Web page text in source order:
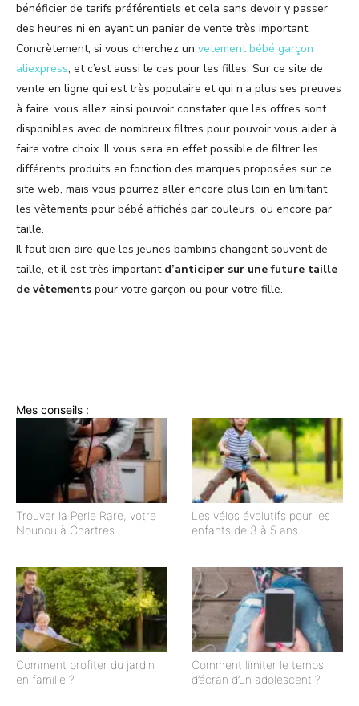
bénéficier de tarifs préférentiels et cela sans devoir y passer
des heures ni en ayant un panier de vente très important.
Concrètement, si vous cherchez un vetement bébé garçon
aliexpress, et c’est aussi le cas pour les filles. Sur ce site de
vente en ligne qui est très populaire et qui n’a plus ses preuves
à faire, vous allez ainsi pouvoir constater que les offres sont
disponibles avec de nombreux filtres pour pouvoir vous aider à
faire votre choix. Il vous sera en effet possible de filtrer les
différents produits en fonction des marques proposées sur ce
site web, mais vous pourrez aller encore plus loin en limitant
les vêtements pour bébé affichés par couleurs, ou encore par
taille.
Il faut bien dire que les jeunes bambins changent souvent de
taille, et il est très important d’anticiper sur une future taille
de vêtements pour votre garçon ou pour votre fille.
Mes conseils :
Trouver la Perle Rare, votre
Nounou à Chartres
Les vélos évolutifs pour les
enfants de 3 à 5 ans
Comment profiter du jardin
en famille ?
Comment limiter le temps
d’écran d’un adolescent ?